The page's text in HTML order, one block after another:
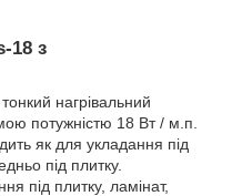
18 з
нагрівальний
потужністю 18 Вт / м.п.
як для укладання під
під плитку.
під плитку, ламінат,